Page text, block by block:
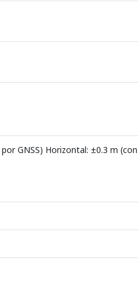
GNSS) Horizontal: ±0.3 m (con